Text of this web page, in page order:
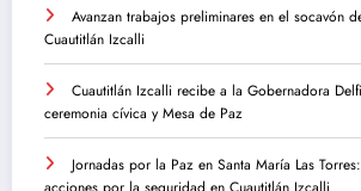
Avanzan trabajos preliminares en el socavón
Cuautitlán Izcalli
Cuautitlán Izcalli recibe a la Gobernadora
ceremonia cívica y Mesa de Paz
Jornadas por la Paz en Santa María Las